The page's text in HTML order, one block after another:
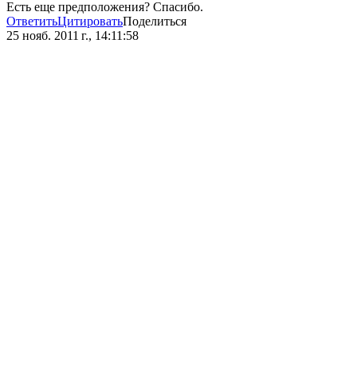
Есть еще предположения? Спасибо.
ОтветитьЦитироватьПоделиться
25 нояб. 2011 г., 14:11:58